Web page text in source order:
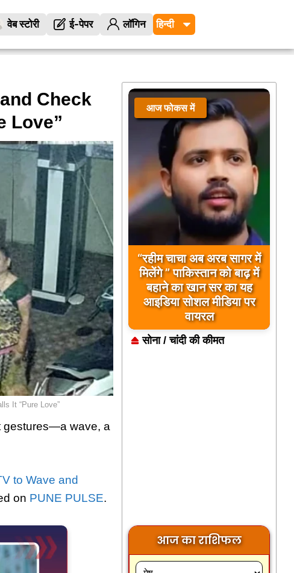
वेब स्टोरी ई-पेपर लॉगिन
Check
Love”
It “Pure Love”
gestures—a wave, a
to Wave and
on PUNE PULSE.
आज फोकस में
बिलावल भुट्टो द्वारा सिंधु नदी
और भारत को लेकर दिए गए
बयान पर भारत के केंद्रीय
मंत्रियों की कड़ी प्रतिक्रिया
सोना / चांदी की कीमत
आज का राशिफल